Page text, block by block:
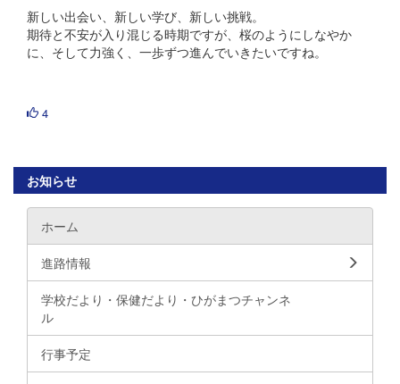
新しい出会い、新しい学び、新しい挑戦。
期待と不安が入り混じる時期ですが、桜のようにしなやか
に、そして力強く、一歩ずつ進んでいきたいですね。
4
お知らせ
ホーム
進路情報
学校だより・保健だより・ひがまつチャンネ
ル
行事予定